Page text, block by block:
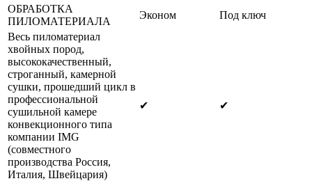
ОБРАБОТКА
ПИЛОМАТЕРИАЛА
Эконом
Под ключ
Весь пиломатериал
хвойных пород,
высококачественный,
строганный, камерной
сушки, прошедший цикл в
профессиональной
сушильной камере
конвекционного типа
компании IMG
(совместного
производства Россия,
Италия, Швейцария)
✔ ✔